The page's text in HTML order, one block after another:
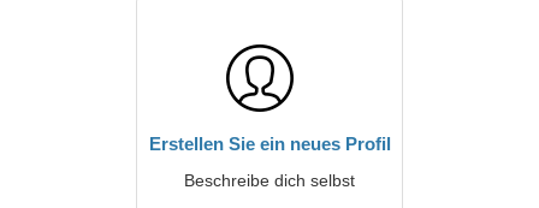
Erstellen Sie ein neues Profil
Beschreibe dich selbst